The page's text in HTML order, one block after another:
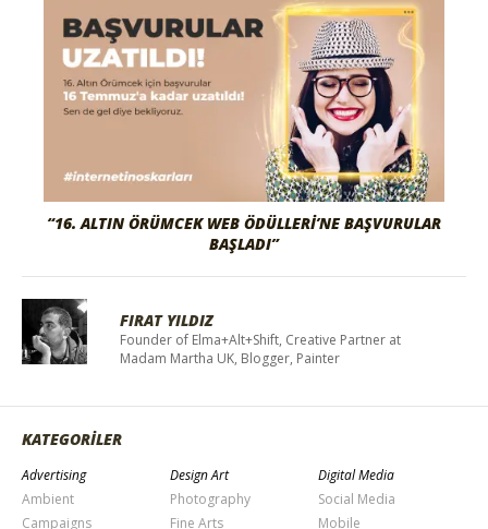
“16. ALTIN ÖRÜMCEK WEB ÖDÜLLERI’NE BAŞVURULAR
BAŞLADI”
FIRAT YILDIZ
Founder of Elma+Alt+Shift, Creative Partner at
Madam Martha UK, Blogger, Painter
KATEGORİLER
Advertising
Ambient
Campaigns
Design Art
Photography
Fine Arts
Digital Media
Social Media
Mobile